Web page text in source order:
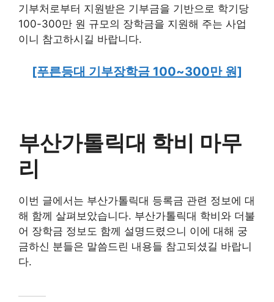
기부처로부터 지원받은 기부금을 기반으로 학기당
100-300만 원 규모의 장학금을 지원해 주는 사업
이니 참고하시길 바랍니다.
[푸른등대 기부장학금 100~300만 원]
부산가톨릭대 학비 마무
리
이번 글에서는 부산가톨릭대 등록금 관련 정보에 대
해 함께 살펴보았습니다. 부산가톨릭대 학비와 더불
어 장학금 정보도 함께 설명드렸으니 이에 대해 궁
금하신 분들은 말씀드린 내용들 참고되셨길 바랍니
다.